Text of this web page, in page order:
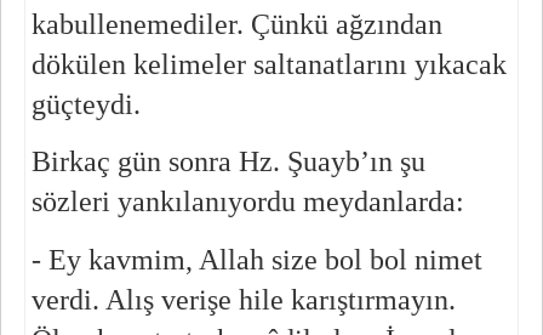
kabullenemediler. Çünkü ağzından
dökülen kelimeler saltanatlarını yıkacak
güçteydi.
Birkaç gün sonra Hz. Şuayb’ın şu
sözleri yankılanıyordu meydanlarda:
- Ey kavmim, Allah size bol bol nimet
verdi. Alış verişe hile karıştırmayın.